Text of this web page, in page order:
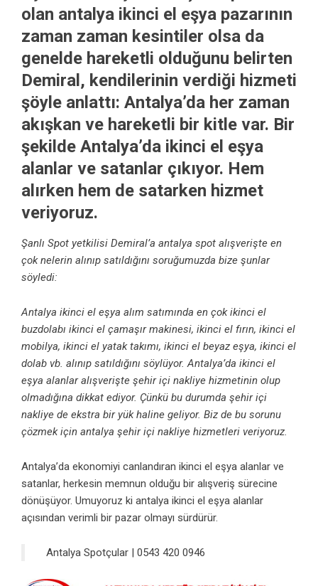
olan antalya ikinci el eşya pazarının
zaman zaman kesintiler olsa da
genelde hareketli olduğunu belirten
Demiral, kendilerinin verdiği hizmeti
şöyle anlattı: Antalya’da her zaman
akışkan ve hareketli bir kitle var. Bir
şekilde Antalya’da ikinci el eşya
alanlar ve satanlar çıkıyor. Hem
alırken hem de satarken hizmet
veriyoruz.
Şanlı Spot yetkilisi Demiral’a antalya spot alışverişte en
çok nelerin alınıp satıldığını soruğumuzda bize şunlar
söyledi:
Antalya ikinci el eşya alım satımında en çok ikinci el
buzdolabı ikinci el çamaşır makinesi, ikinci el fırın, ikinci el
mobilya, ikinci el yatak takımı, ikinci el beyaz eşya, ikinci el
dolab vb. alınıp satıldığını söylüyor. Antalya’da ikinci el
eşya alanlar alışverişte şehir içi nakliye hizmetinin olup
olmadığına dikkat ediyor. Çünkü bu durumda şehir içi
nakliye de ekstra bir yük haline geliyor. Biz de bu sorunu
çözmek için antalya şehir içi nakliye hizmetleri veriyoruz.
Antalya’da ekonomiyi canlandıran ikinci el eşya alanlar ve
satanlar, herkesin memnun olduğu bir alışveriş sürecine
dönüşüyor. Umuyoruz ki antalya ikinci el eşya alanlar
açısından verimli bir pazar olmayı sürdürür.
Antalya Spotçular | 0543 420 0946